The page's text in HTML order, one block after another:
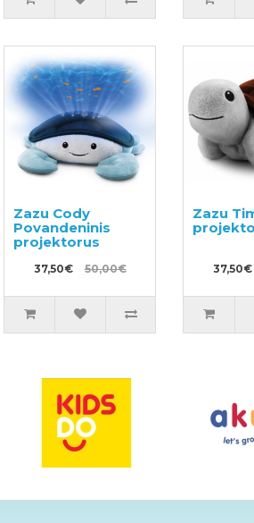
Zazu Cody
Povandeninis
projektorus
37,50€ 50,00€
Zazu
37,50€